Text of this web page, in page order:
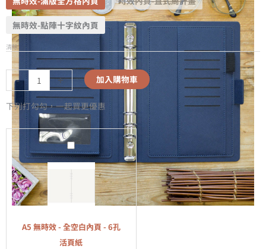
無時效-點陣十字紋內頁
清除
- + 加入購物車
下列打勾勾，一起買更優惠
A5
無
時
全
空
A5 無時效 - 全空白內頁 - 6孔
活頁紙